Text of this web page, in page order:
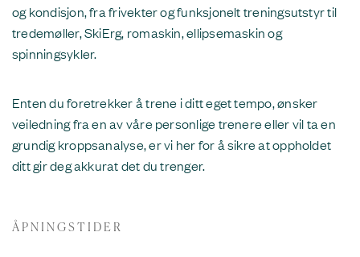
og kondisjon, fra frivekter og funksjonelt treningsutstyr til
tredemøller, SkiErg, romaskin, ellipsemaskin og
spinningsykler.
Enten du foretrekker å trene i ditt eget tempo, ønsker
veiledning fra en av våre personlige trenere eller vil ta en
grundig kroppsanalyse, er vi her for å sikre at oppholdet
ditt gir deg akkurat det du trenger.
ÅPNINGSTIDER